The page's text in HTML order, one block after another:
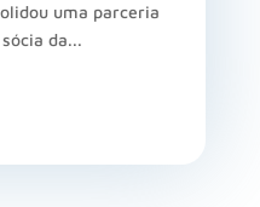
uma parceria
da...